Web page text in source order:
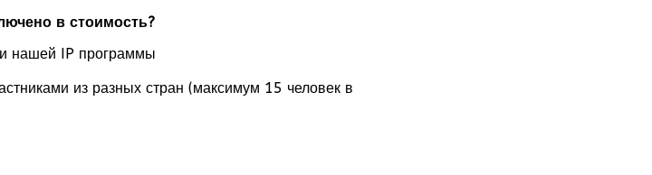
в стоимость?
нашей IP программы
из разных стран (максимум 15 человек в